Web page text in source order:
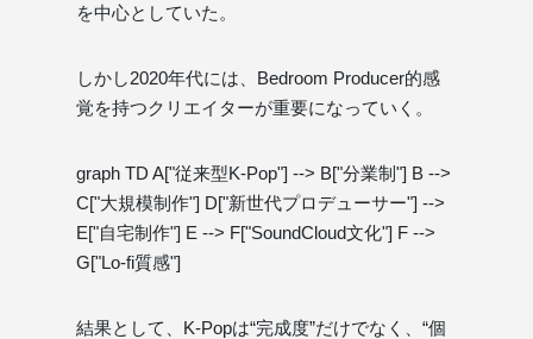
を中心としていた。
しかし2020年代には、Bedroom Producer的感
覚を持つクリエイターが重要になっていく。
graph TD A["従来型K-Pop"] --> B["分業制"] B -->
C["大規模制作"] D["新世代プロデューサー"] -->
E["自宅制作"] E --> F["SoundCloud文化"] F -->
G["Lo-fi質感"]
結果として、K-Popは“完成度”だけでなく、“個